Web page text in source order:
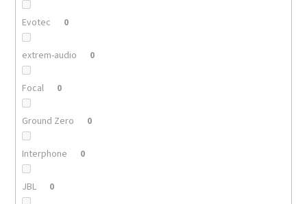
Evotec 0
extrem-audio 0
Focal 0
Ground Zero 0
Interphone 0
JBL 0